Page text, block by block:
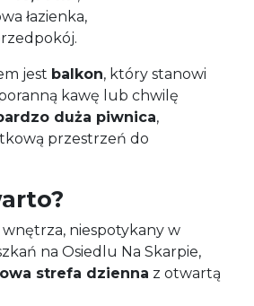
łazienka,
jest balkon, który stanowi
kawę lub chwilę
duża piwnica,
przestrzeń do
niespotykany w
na Osiedlu Na Skarpie,
strefa dzienna z otwartą